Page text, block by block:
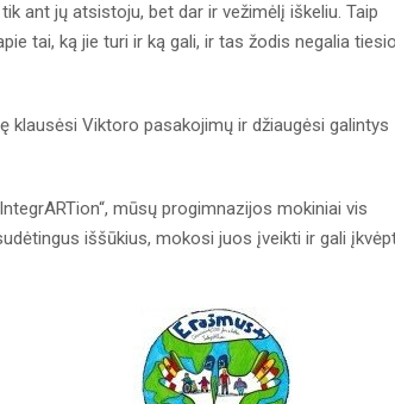
ant jų atsistoju, bet dar ir vežimėlį iškeliu. Taip
tai, ką jie turi ir ką gali, ir tas žodis negalia
klausėsi Viktoro pasakojimų ir džiaugėsi galintys
mūsų progimnazijos mokiniai vis
iššūkius, mokosi juos įveikti ir gali